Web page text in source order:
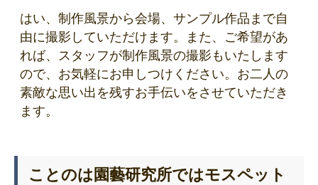
はい、制作風景から会場、サンプル作品まで自
由に撮影していただけます。また、ご希望があ
れば、スタッフが制作風景の撮影もいたします
ので、お気軽にお申しつけください。お二人の
素敵な思い出を残すお手伝いをさせていただき
ます。
ことのは園藝研究所ではモスペット